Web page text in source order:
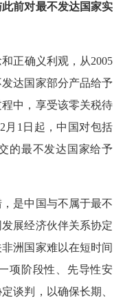
前对最不发达国家实
正确义利观，从2005
达国家部分产品给予
中，享受该零关税待
月1日起，中国对包括
的最不发达国家给予
是中国与不属于最不
展经济伙伴关系协定
洲国家难以在短时间
项阶段性、先导性安
谈判，以确保长期、